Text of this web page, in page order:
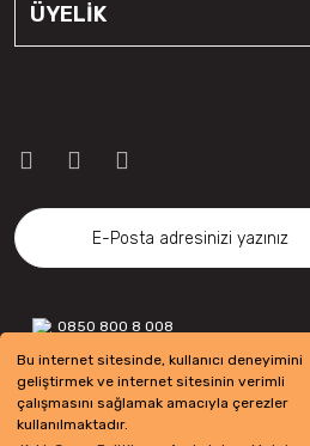
Bu internet sitesinde, kullanıcı deneyimini
geliştirmek ve internet sitesinin verimli
çalışmasını sağlamak amacıyla çerezler
kullanılmaktadır.
ÜYELİK
0850 800 8 008
Copyright 2022 © - otolastikavm.com -